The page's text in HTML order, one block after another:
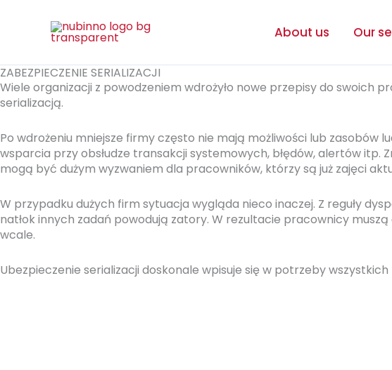
About us Our
ZABEZPIECZENIE SERIALIZACJI
Wiele organizacji z powodzeniem wdrożyło nowe przepisy do swoich
serializacją.
Po wdrożeniu mniejsze firmy często nie mają możliwości lub
wsparcia przy obsłudze transakcji systemowych, błędów, alertów
mogą być dużym wyzwaniem dla pracowników, którzy są już zajęci
W przypadku dużych firm sytuacja wygląda nieco inaczej. Z reguły
natłok innych zadań powodują zatory. W rezultacie pracownicy muszą
wcale.
Ubezpieczenie serializacji doskonale wpisuje się w potrzeby wszystkich